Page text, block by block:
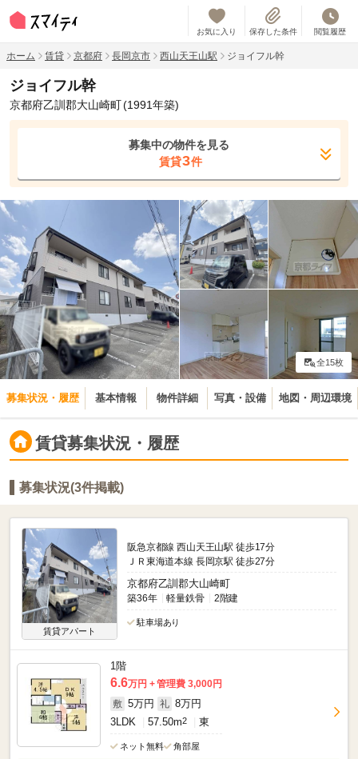
お気に入り 保存した条件 閲覧履歴
ホーム 賃貸 京都府 長岡京市 西山天王山駅 ジョイフル幹
ジョイフル幹
京都府乙訓郡大山崎町(1991年築)
募集中の物件を見る
賃貸3件
全15枚
募集状況・履歴 基本情報 物件詳細 写真・設備 地図・周辺環境
賃貸募集状況・履歴
募集状況(3件掲載)
賃貸アパート
阪急京都線 西山天王山駅 徒歩17分
ＪＲ東海道本線 長岡京駅 徒歩27分
京都府乙訓郡大山崎町
築36年 軽量鉄骨 2階建
駐車場あり
1階
6.6万円
管理費 3,000円
敷 5万円 礼 8万円
3LDK
57.50m2 東
ネット無料 角部屋